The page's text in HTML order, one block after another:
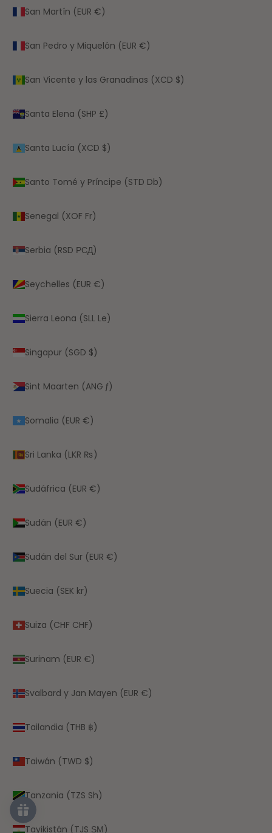
San Martín (EUR €)
San Pedro y Miquelón (EUR €)
San Vicente y las Granadinas (XCD $)
Santa Elena (SHP £)
Santa Lucía (XCD $)
Santo Tomé y Príncipe (STD Db)
Senegal (XOF Fr)
Serbia (RSD РСД)
Seychelles (EUR €)
Sierra Leona (SLL Le)
Singapur (SGD $)
Sint Maarten (ANG ƒ)
Somalia (EUR €)
Sri Lanka (LKR ₨)
Sudáfrica (EUR €)
Sudán (EUR €)
Sudán del Sur (EUR €)
Suecia (SEK kr)
Suiza (CHF CHF)
Surinam (EUR €)
Svalbard y Jan Mayen (EUR €)
Tailandia (THB ฿)
Taiwán (TWD $)
Tanzania (TZS Sh)
Tayikistán (TJS ЅМ)